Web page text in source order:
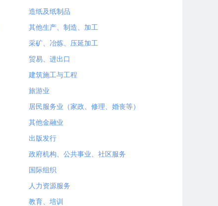
造纸及纸制品
其他生产、制造、加工
采矿、冶炼、压延加工
贸易、进出口
建筑施工与工程
旅游业
居民服务业（家政、修理、婚丧等）
其他金融业
出版发行
政府机构、公共事业、社区服务
国际组织
人力资源服务
教育、培训